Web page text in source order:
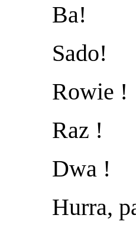
Ba!
Sado!
Rowie !
Raz !
Dwa !
Hurra,